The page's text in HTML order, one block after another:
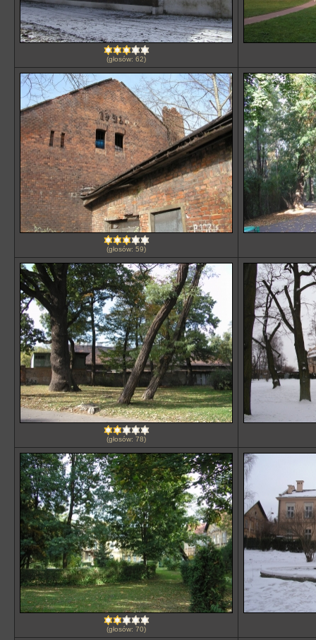
(głosów: 62)
(głosów: 59)
(głosów: 78)
(głosów: 70)